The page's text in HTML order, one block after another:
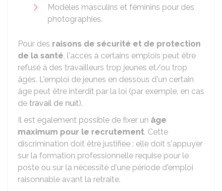
Modèles masculins et féminins pour des
photographies.
Pour des raisons de sécurité et de protection
de la santé, l'accès à certains emplois peut être
refusé à des travailleurs trop jeunes et/ou trop
âgés. L'emploi de jeunes en dessous d'un certain
âge peut être interdit par la loi (par exemple, en cas
de travail de nuit).
Il est également possible de fixer un âge
maximum pour le recrutement. Cette
discrimination doit être justifiée : elle doit s'appuyer
sur la formation professionnelle requise pour le
poste ou sur la nécessité d'une période d'emploi
raisonnable avant la retraite.